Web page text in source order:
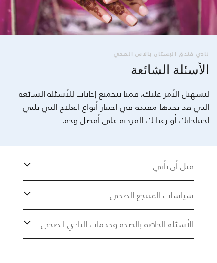
نادي فندق البستان بالاس الصحي
الأسئلة الشائعة
لتسهيل الأمر عليك، قمنا بتجميع إجابات للأسئلة الشائعة
التي قد تجدها مفيدة في اختيار أنواع العلاج التي تلبي
احتياجاتك أو رغباتك الفردية على أفضل وجه.
قبل أن تأتي
سياسات المنتجع الصحي
الأسئلة الخاصة بالصحة وخدمات النادي الصحي